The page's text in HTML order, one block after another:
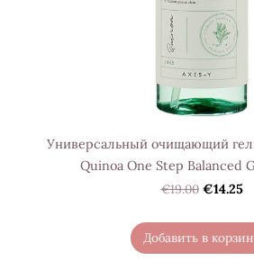
Универсальный очищающий
Quinoa One Step Balanced
€19.00 €14.25
Добавить в